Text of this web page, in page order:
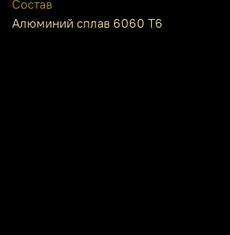
Состав
Алюминий сплав 6060 Т6